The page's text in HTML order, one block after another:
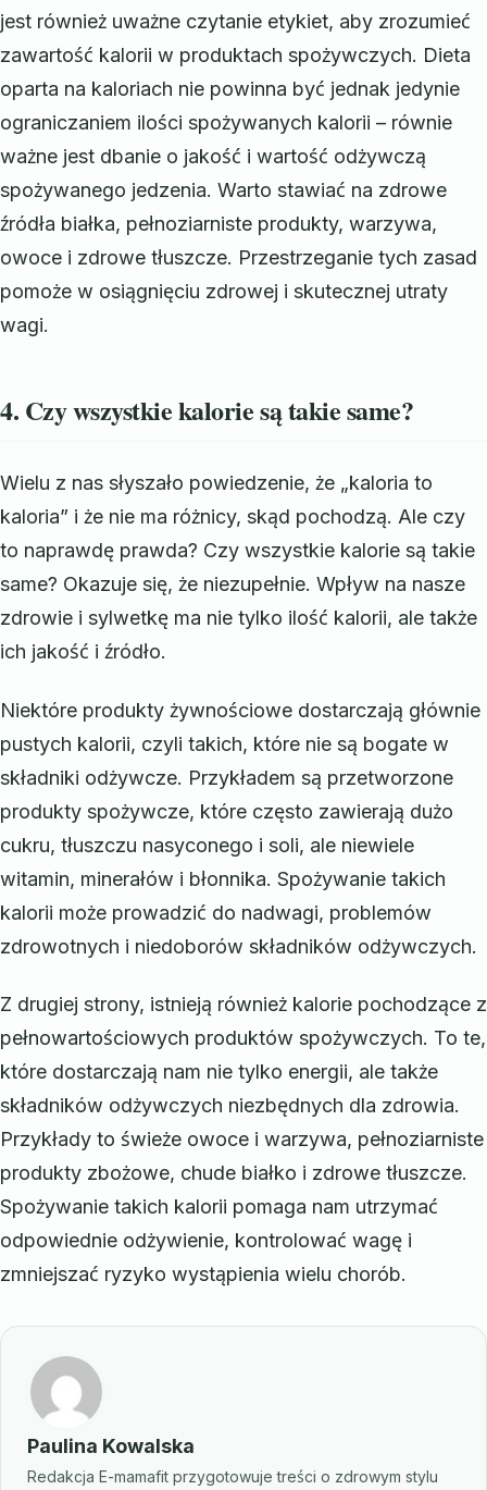
jest również uważne czytanie etykiet, aby zrozumieć
zawartość kalorii w produktach spożywczych. Dieta
oparta na kaloriach nie powinna być jednak jedynie
ograniczaniem ilości spożywanych kalorii – równie
ważne jest dbanie o jakość i wartość odżywczą
spożywanego jedzenia. Warto stawiać na zdrowe
źródła białka, pełnoziarniste produkty, warzywa,
owoce i zdrowe tłuszcze. Przestrzeganie tych zasad
pomoże w osiągnięciu zdrowej i skutecznej utraty
wagi.
4. Czy wszystkie kalorie są takie same?
Wielu z nas słyszało powiedzenie, że „kaloria to
kaloria” i że nie ma różnicy, skąd pochodzą. Ale czy
to naprawdę prawda? Czy wszystkie kalorie są takie
same? Okazuje się, że niezupełnie. Wpływ na nasze
zdrowie i sylwetkę ma nie tylko ilość kalorii, ale także
ich jakość i źródło.
Niektóre produkty żywnościowe dostarczają głównie
pustych kalorii, czyli takich, które nie są bogate w
składniki odżywcze. Przykładem są przetworzone
produkty spożywcze, które często zawierają dużo
cukru, tłuszczu nasyconego i soli, ale niewiele
witamin, minerałów i błonnika. Spożywanie takich
kalorii może prowadzić do nadwagi, problemów
zdrowotnych i niedoborów składników odżywczych.
Z drugiej strony, istnieją również kalorie pochodzące z
pełnowartościowych produktów spożywczych. To te,
które dostarczają nam nie tylko energii, ale także
składników odżywczych niezbędnych dla zdrowia.
Przykłady to świeże owoce i warzywa, pełnoziarniste
produkty zbożowe, chude białko i zdrowe tłuszcze.
Spożywanie takich kalorii pomaga nam utrzymać
odpowiednie odżywienie, kontrolować wagę i
zmniejszać ryzyko wystąpienia wielu chorób.
Paulina Kowalska
Redakcja E-mamafit przygotowuje treści o zdrowym stylu